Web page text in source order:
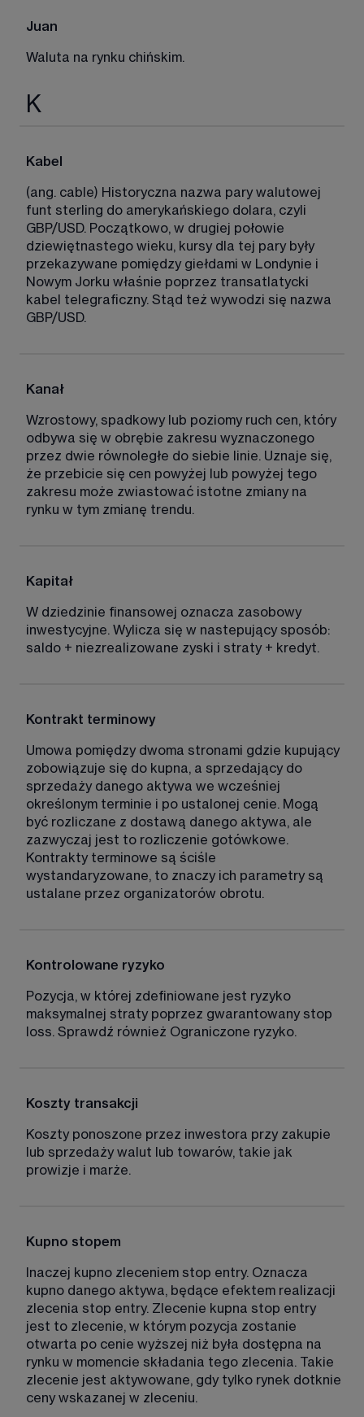
Juan
Waluta na rynku chińskim.
K
Kabel
(ang. cable) Historyczna nazwa pary walutowej
funt sterling do amerykańskiego dolara, czyli
GBP/USD. Początkowo, w drugiej połowie
dziewiętnastego wieku, kursy dla tej pary były
przekazywane pomiędzy giełdami w Londynie i
Nowym Jorku właśnie poprzez transatlatycki
kabel telegraficzny. Stąd też wywodzi się nazwa
GBP/USD.
Kanał
Wzrostowy, spadkowy lub poziomy ruch cen, który
odbywa się w obrębie zakresu wyznaczonego
przez dwie równoległe do siebie linie. Uznaje się,
że przebicie się cen powyżej lub powyżej tego
zakresu może zwiastować istotne zmiany na
rynku w tym zmianę trendu.
Kapitał
W dziedzinie finansowej oznacza zasobowy
inwestycyjne. Wylicza się w nastepujący sposób:
saldo + niezrealizowane zyski i straty + kredyt.
Kontrakt terminowy
Umowa pomiędzy dwoma stronami gdzie kupujący
zobowiązuje się do kupna, a sprzedający do
sprzedaży danego aktywa we wcześniej
określonym terminie i po ustalonej cenie. Mogą
być rozliczane z dostawą danego aktywa, ale
zazwyczaj jest to rozliczenie gotówkowe.
Kontrakty terminowe są ściśle
wystandaryzowane, to znaczy ich parametry są
ustalane przez organizatorów obrotu.
Kontrolowane ryzyko
Pozycja, w której zdefiniowane jest ryzyko
maksymalnej straty poprzez gwarantowany stop
loss. Sprawdź również Ograniczone ryzyko.
Koszty transakcji
Koszty ponoszone przez inwestora przy zakupie
lub sprzedaży walut lub towarów, takie jak
prowizje i marże.
Kupno stopem
Inaczej kupno zleceniem stop entry. Oznacza
kupno danego aktywa, będące efektem realizacji
zlecenia stop entry. Zlecenie kupna stop entry
jest to zlecenie, w którym pozycja zostanie
otwarta po cenie wyższej niż była dostępna na
rynku w momencie składania tego zlecenia. Takie
zlecenie jest aktywowane, gdy tylko rynek dotknie
ceny wskazanej w zleceniu.